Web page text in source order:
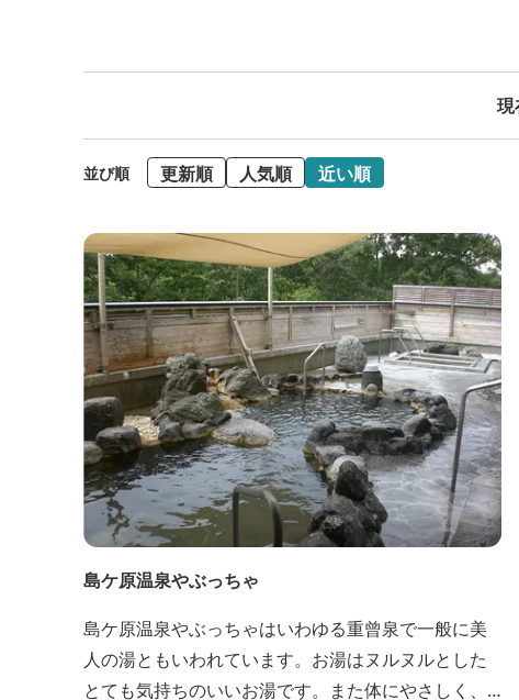
現
並び順 更新順 人気順 近い順
島ケ原温泉やぶっちゃ
島ケ原温泉やぶっちゃはいわゆる重曾泉で一般に美
人の湯ともいわれています。お湯はヌルヌルとした
とても気持ちのいいお湯です。また体にやさしく、